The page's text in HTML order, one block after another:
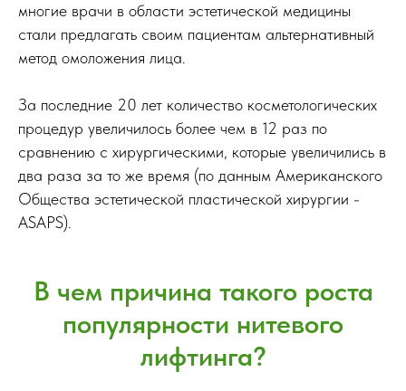
многие врачи в области эстетической медицины
стали предлагать своим пациентам альтернативный
метод омоложения лица.
За последние 20 лет количество косметологических
процедур увеличилось более чем в 12 раз по
сравнению с хирургическими, которые увеличились в
два раза за то же время (по данным Американского
Общества эстетической пластической хирургии -
ASAPS).
В чем причина такого роста
популярности нитевого
лифтинга?